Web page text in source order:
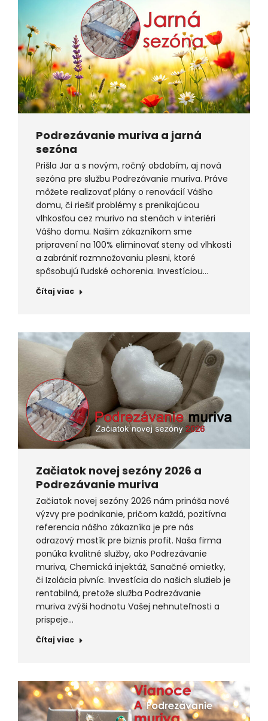
Podrezávanie muriva a jarná
sezóna
Prišla Jar a s novým, ročný obdobím, aj nová
sezóna pre službu Podrezávanie muriva. Práve
môžete realizovať plány o renovácií Vášho
domu, či riešiť problémy s prenikajúcou
vlhkosťou cez murivo na stenách v interiéri
Vášho domu. Našim zákazníkom sme
pripravení na 100% eliminovať steny od vlhkosti
a zabrániť rozmnožovaniu plesni, ktoré
spôsobujú ľudské ochorenia. Investíciou…
Čítaj viac
Začiatok novej sezóny 2026 a
Podrezávanie muriva
Začiatok novej sezóny 2026 nám prináša nové
výzvy pre podnikanie, pričom každá, pozitívna
referencia nášho zákazníka je pre nás
odrazový mostík pre biznis profit. Naša firma
ponúka kvalitné služby, ako Podrezávanie
muriva, Chemická injektáž, Sanačné omietky,
či Izolácia pivníc. Investícia do našich služieb je
rentabilná, pretože služba Podrezávanie
muriva zvýši hodnotu Vašej nehnuteľnosti a
prispeje…
Čítaj viac